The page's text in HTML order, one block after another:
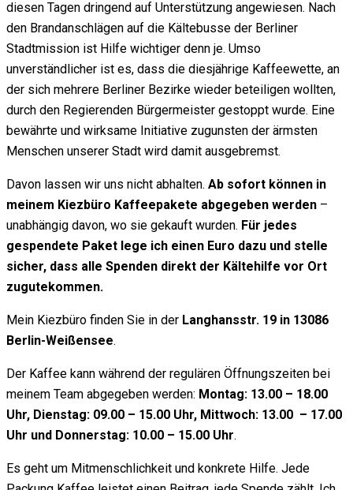
diesen Tagen dringend auf Unterstützung angewiesen. Nach
den Brandanschlägen auf die Kältebusse der Berliner
Stadtmission ist Hilfe wichtiger denn je. Umso
unverständlicher ist es, dass die diesjährige Kaffeewette, an
der sich mehrere Berliner Bezirke wieder beteiligen wollten,
durch den Regierenden Bürgermeister gestoppt wurde. Eine
bewährte und wirksame Initiative zugunsten der ärmsten
Menschen unserer Stadt wird damit ausgebremst.
Davon lassen wir uns nicht abhalten. Ab sofort können in
meinem Kiezbüro Kaffeepakete abgegeben werden –
unabhängig davon, wo sie gekauft wurden. Für jedes
gespendete Paket lege ich einen Euro dazu und stelle
sicher, dass alle Spenden direkt der Kältehilfe vor Ort
zugutekommen.
Mein Kiezbüro finden Sie in der Langhansstr. 19 in 13086
Berlin-Weißensee.
Der Kaffee kann während der regulären Öffnungszeiten bei
meinem Team abgegeben werden: Montag: 13.00 – 18.00
Uhr, Dienstag: 09.00 – 15.00 Uhr, Mittwoch: 13.00 – 17.00
Uhr und Donnerstag: 10.00 – 15.00 Uhr.
Es geht um Mitmenschlichkeit und konkrete Hilfe. Jede